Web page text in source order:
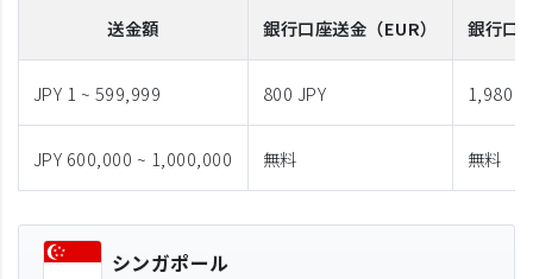
送金額 銀行口座送金 （EUR） 銀行口
JPY 1 ~ 599,999 800 JPY 1,980
JPY 600,000 ~ 1,000,000 無料 無料
シンガポール